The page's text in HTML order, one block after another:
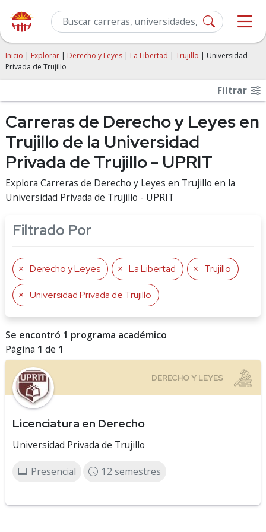
Inicio | Explorar | Derecho y Leyes | La Libertad | Trujillo | Universidad
Privada de Trujillo
Filtrar
Carreras de Derecho y Leyes en
Trujillo de la Universidad
Privada de Trujillo - UPRIT
Explora Carreras de Derecho y Leyes en Trujillo en la
Universidad Privada de Trujillo - UPRIT
Filtrado Por
Derecho y Leyes La Libertad Trujillo
Universidad Privada de Trujillo
Se encontró 1 programa académico
Página 1 de 1
Licenciatura en Derecho
Universidad Privada de Trujillo
Presencial 12 semestres